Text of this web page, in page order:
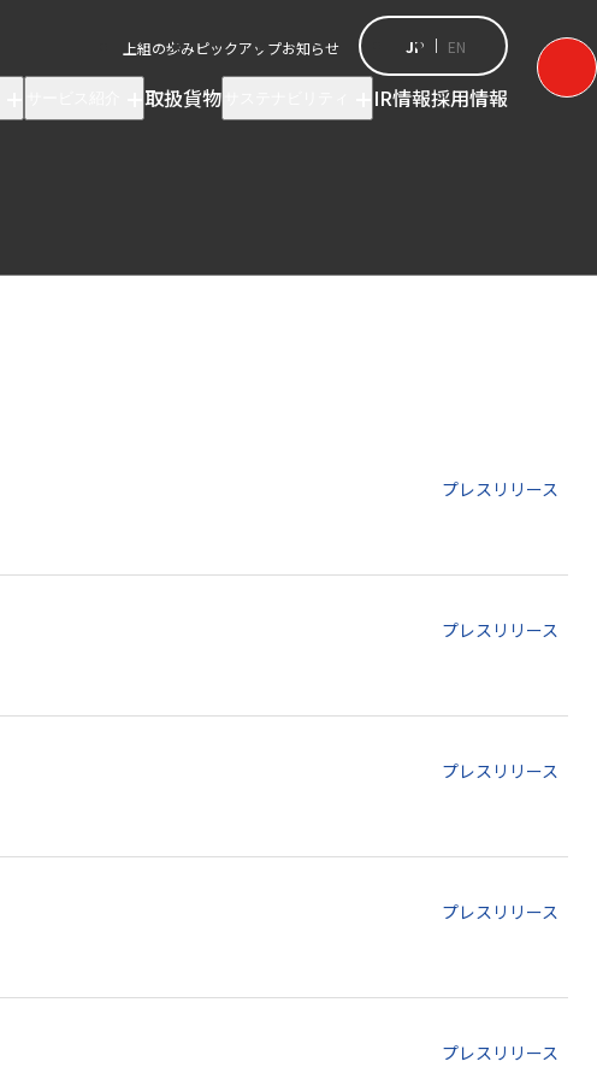
取扱貨物 IR情報採用情報
上組の歩みピックアップお知らせ JP EN
プレスリリース
プレスリリース
プレスリリース
プレスリリース
プレスリリース